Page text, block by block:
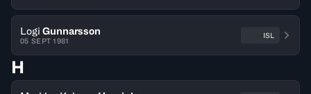
Logi Gunnarsson
05 SEPT 1981
ISL
H